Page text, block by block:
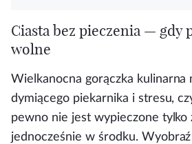
Ciasta bez pieczenia — gdy
wolne
Wielkanocna gorączka kulinarna
dymiącego piekarnika i stresu,
pewno nie jest wypieczone tylko
jednocześnie w środku.